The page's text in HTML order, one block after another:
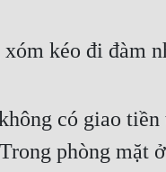
kéo đi đàm
có giao
phòng